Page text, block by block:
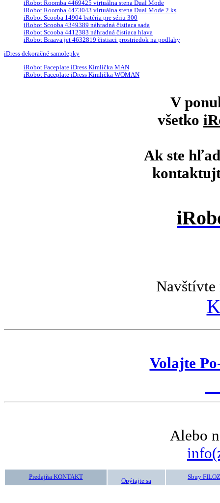
iRobot Roomba 4469425 virtuálna stena Dual Mode
iRobot Roomba 4473043 virtuálna stena Dual Mode 2 ks
iRobot Scooba 14904 batéria pre sériu 300
iRobot Scooba 4349389 náhradná čistiaca sada
iRobot Scooba 4412383 náhradná čistiaca hlava
iRobot Braava jet 4632819 čistiaci prostriedok na podlahy
iDress dekoračné samolepky
iRobot Faceplate iDress Kimlička MAN
iRobot Faceplate iDress Kimlička WOMAN
V
všetko
Ak ste
Navštívte
Volajte
Alebo
Predajňa KONTAKT
Opýtajte sa
Sbuy